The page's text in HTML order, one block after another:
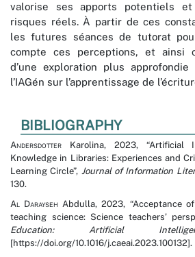
valorise ses apports potentiels
risques réels. À partir de ces
les futures séances de tutorat
compte ces perceptions, et ainsi
d’une exploration plus
l’IAGén sur l’apprentissage de
BIBLIOGRAPHY
Andersdotter Karolina, 2023, “Artificial
Knowledge in Libraries: Experiences and
Learning Circle”, Journal of Information
130.
Al Darayseh Abdulla, 2023, “Acceptance
teaching science: Science teachers’
Education: Artificial
[https://doi.org/10.1016/j.caeai.2023.100132].